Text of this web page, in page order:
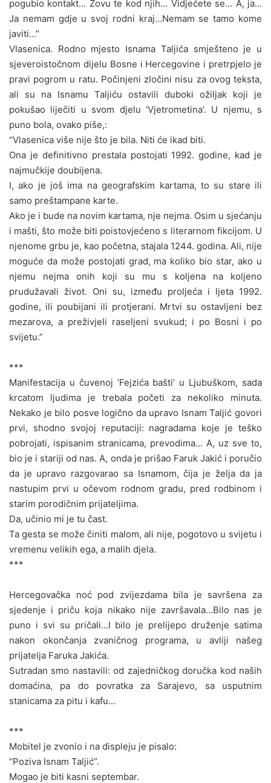
pogubio kontakt… Zovu te kod njih… Vidjećete se… A, ja…
Ja nemam gdje u svoj rodni kraj…Nemam se tamo kome
javiti…”
Vlasenica. Rodno mjesto Isnama Taljića smješteno je u
sjeveroistočnom dijelu Bosne i Hercegovine i pretrpjelo je
pravi pogrom u ratu. Počinjeni zločini nisu za ovog teksta,
ali su na Isnamu Taljiću ostavili duboki ožiljak koji je
pokušao liječiti u svom djelu ‘Vjetrometina’. U njemu, s
puno bola, ovako piše,:
“Vlasenica više nije što je bila. Niti će ikad biti.
Ona je definitivno prestala postojati 1992. godine, kad je
najmučkije doubijena.
I, ako je još ima na geografskim kartama, to su stare ili
samo preštampane karte.
Ako je i bude na novim kartama, nje nejma. Osim u sjećanju
i mašti, što može biti poistovjećeno s literarnom fikcijom. U
njenome grbu je, kao početna, stajala 1244. godina. Ali, nije
moguće da može postojati grad, ma koliko bio star, ako u
njemu nejma onih koji su mu s koljena na koljeno
prudužavali život. Oni su, između proljeća i ljeta 1992.
godine, ili poubijani ili protjerani. Mrtvi su ostavljeni bez
mezarova, a preživjeli raseljeni svukud; i po Bosni i po
svijetu.”
***
Manifestacija u čuvenoj ‘Fejzića bašti’ u Ljubuškom, sada
krcatom ljudima je trebala početi za nekoliko minuta.
Nekako je bilo posve logično da upravo Isnam Taljić govori
prvi, shodno svojoj reputaciji: nagradama koje je teško
pobrojati, ispisanim stranicama, prevodima… A, uz sve to,
bio je i stariji od nas. A, onda je prišao Faruk Jakić i poručio
da je upravo razgovarao sa Isnamom, čija je želja da ja
nastupim prvi u očevom rodnom gradu, pred rodbinom i
starim porodičnim prijateljima.
Da, učinio mi je tu čast.
Ta gesta se može činiti malom, ali nije, pogotovo u svijetu i
vremenu velikih ega, a malih djela.
***
Hercegovačka noć pod zvijezdama bila je savršena za
sjedenje i priču koja nikako nije završavala…Bilo nas je
puno i svi su pričali…I bilo je prelijepo druženje satima
nakon okončanja zvaničnog programa, u avliji našeg
prijatelja Faruka Jakića.
Sutradan smo nastavili: od zajedničkog doručka kod naših
domaćina, pa do povratka za Sarajevo, sa usputnim
stanicama za pitu i kafu…
***
Mobitel je zvonio i na displeju je pisalo:
“Poziva Isnam Taljić”.
Mogao je biti kasni septembar.